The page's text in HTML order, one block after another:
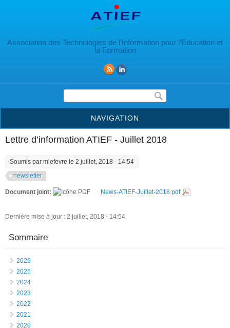
Association des Technologies de l’Information pour l’Education et
la Formation
Formulaire de recherche
NAVIGATION
Lettre d’information ATIEF - Juillet 2018
Soumis par mlefevre le 2 juillet, 2018 - 14:54
newsletter
Document joint: News-ATIEF-Juillet-2018.pdf
Dernière mise à jour : 2 juillet, 2018 - 14:54
Sommaire
2026
2025
2024
2023
2022
2021
2020